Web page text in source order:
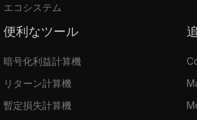
エコシステム
便利なツール
暗号化利益計算機
リターン計算機
暫定損失計算機